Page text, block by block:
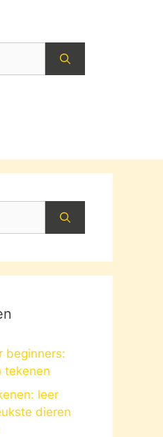
beginners:
tekenen
leer
dieren